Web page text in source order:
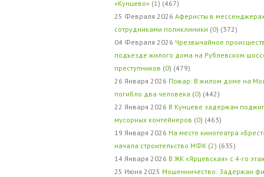
«Кунцево» (1 ) (467)
25 Февраля 2026 Аферисты в
сотрудниками поликлиники (0) (372)
04 Февраля 2026 Чрезвычайное
подъезде жилого дома на Рублевском
преступников (0) (479)
26 Января 2026 Пожар: В жилом доме на
погибло два человека (0) (442)
22 Января 2026 В Кунцеве задержан
мусорных контейнеров (0) (463)
19 Января 2026 На месте кинотеатра
начала строительство МФК (2) (635)
14 Января 2026 В ЖК «Ярцевская» с 4-го
25 Июня 2025 Мошенничество: Задержан